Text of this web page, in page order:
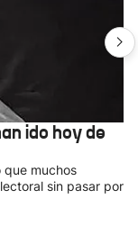
ido hoy de
que muchos
sin pasar por